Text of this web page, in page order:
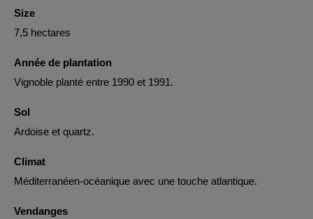
Size
7,5 hectares
Année de plantation
Vignoble planté entre 1990 et 1991.
Sol
Ardoise et quartz.
Climat
Méditerranéen-océanique avec une touche atlantique.
Vendanges